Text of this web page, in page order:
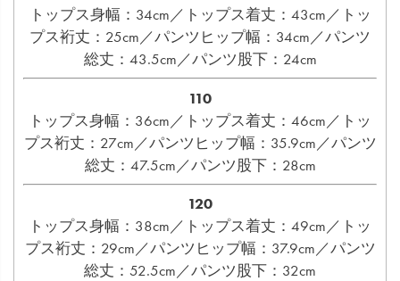
トップス身幅：34cm／トップス着丈：43cm／トッ
プス裄丈：25cm／パンツヒップ幅：34cm／パンツ
総丈：43.5cm／パンツ股下：24cm
110
トップス身幅：36cm／トップス着丈：46cm／トッ
プス裄丈：27cm／パンツヒップ幅：35.9cm／パンツ
総丈：47.5cm／パンツ股下：28cm
120
トップス身幅：38cm／トップス着丈：49cm／トッ
プス裄丈：29cm／パンツヒップ幅：37.9cm／パンツ
総丈：52.5cm／パンツ股下：32cm